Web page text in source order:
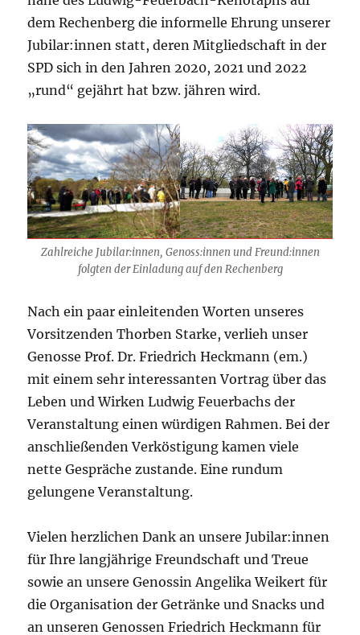
dem Rechenberg die informelle Ehrung unserer
Jubilar:innen statt, deren Mitgliedschaft in der
SPD sich in den Jahren 2020, 2021 und 2022
„rund“ gejährt hat bzw. jähren wird.
Zahlreiche Jubilar:innen, Genoss:innen und Freund:innen
folgten der Einladung auf den Rechenberg
Nach ein paar einleitenden Worten unseres
Vorsitzenden Thorben Starke, verlieh unser
Genosse Prof. Dr. Friedrich Heckmann (em.)
mit einem sehr interessanten Vortrag über das
Leben und Wirken Ludwig Feuerbachs der
Veranstaltung einen würdigen Rahmen. Bei der
anschließenden Verköstigung kamen viele
nette Gespräche zustande. Eine rundum
gelungene Veranstaltung.
Vielen herzlichen Dank an unsere Jubilar:innen
für Ihre langjährige Freundschaft und Treue
sowie an unsere Genossin Angelika Weikert für
die Organisation der Getränke und Snacks und
an unseren Genossen Friedrich Heckmann für